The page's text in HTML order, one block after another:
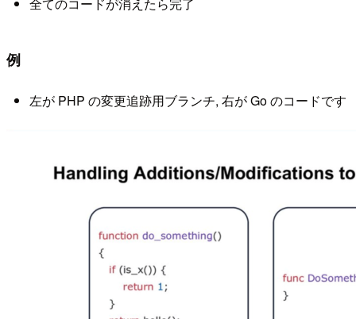
全てのコードが消えたら完了
例
左が PHP の変更追跡用ブランチ, 右が Go のコードです